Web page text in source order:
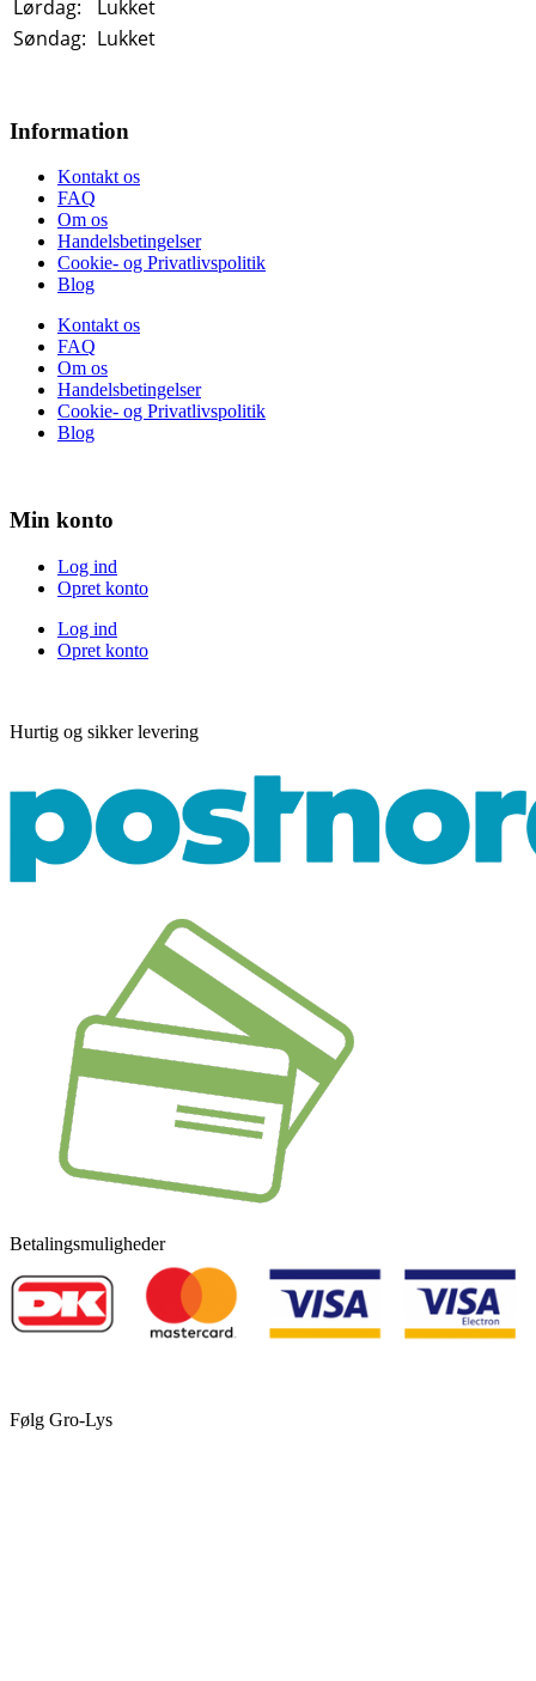
Lørdag:
Lukket
Søndag: Lukket
Information
Kontakt os
FAQ
Om os
Handelsbetingelser
Cookie- og Privatlivspolitik
Blog
Kontakt os
FAQ
Om os
Handelsbetingelser
Cookie- og Privatlivspolitik
Blog
Min konto
Log ind
Opret konto
Log ind
Opret konto
Hurtig og sikker levering
Betalingsmuligheder
Følg Gro-Lys